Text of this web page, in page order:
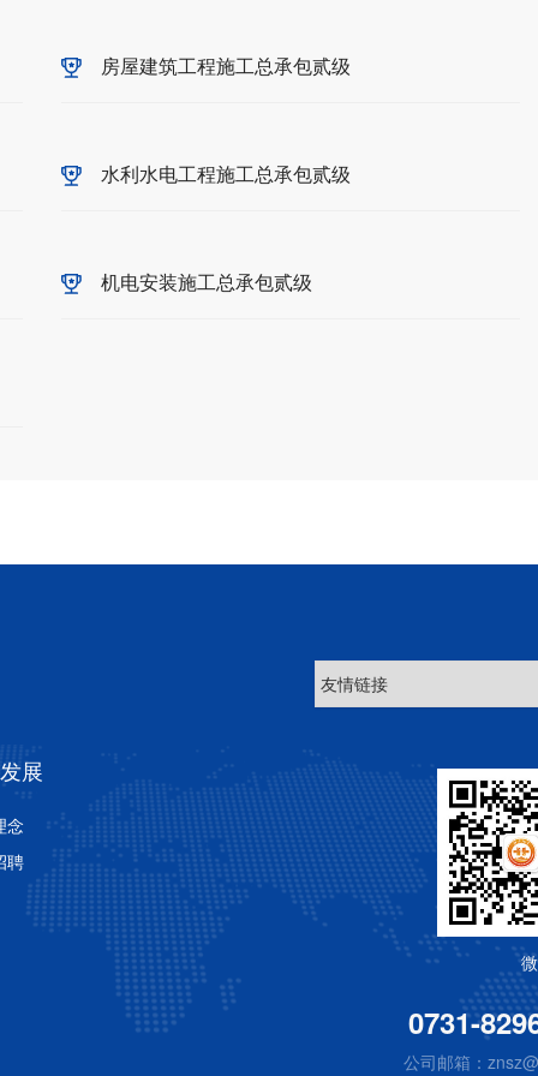
房屋建筑工程施工总承包贰级
水利水电工程施工总承包贰级
机电安装施工总承包贰级
展
念
聘
0731-
公司邮箱：